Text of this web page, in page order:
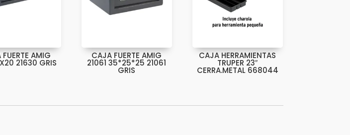
AMIG
21630 GRIS
CAJA FUERTE AMIG
21061 35*25*25 21061
GRIS
CAJA HERRAMIENTAS
TRUPER 23″
CERRA.METAL 668044